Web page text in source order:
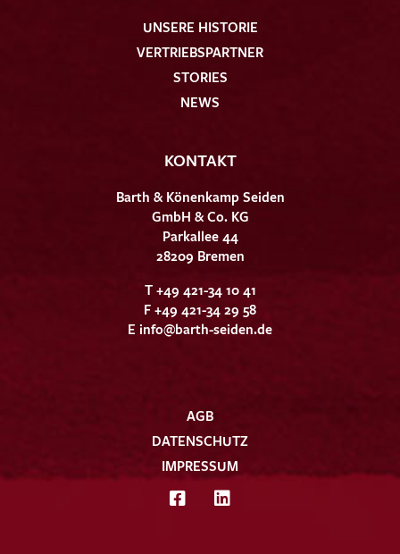
UNSERE HISTORIE
VERTRIEBSPARTNER
STORIES
NEWS
KONTAKT
Barth & Könenkamp Seiden
GmbH & Co. KG
Parkallee 44
28209 Bremen
T +49 421-34 10 41
F +49 421-34 29 58
E info@barth-seiden.de
AGB
DATENSCHUTZ
IMPRESSUM